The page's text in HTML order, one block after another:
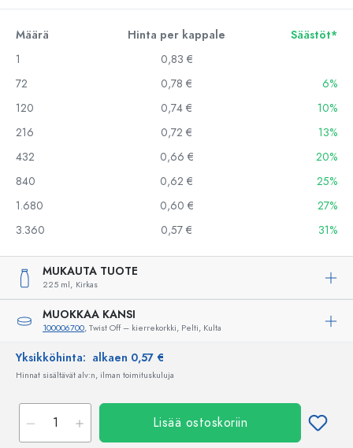
Määrä Hinta per kappale
Säästöt*
1
0,83 €
72
0,78 €
6%
120
0,74 €
10%
216
0,72 €
13%
432
0,66 €
20%
840
0,62 €
25%
1.680
0,60 €
27%
3.360
0,57 € 31%
MUKAUTA TUOTE
225 ml, Kirkas
MUOKKAA KANSI
100006700, Twist Off – kierrekorkki, Pelti, Kulta
Yksikköhinta: alkaen 0,57 €
Hinnat sisältävät alv:n, ilman toimituskuluja
Lisää ostoskoriin